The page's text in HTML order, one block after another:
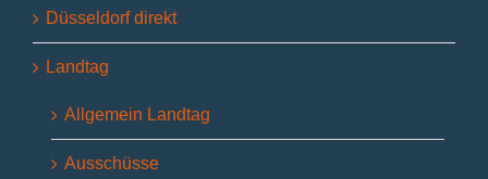
Düsseldorf direkt
Landtag
Allgemein Landtag
Ausschüsse